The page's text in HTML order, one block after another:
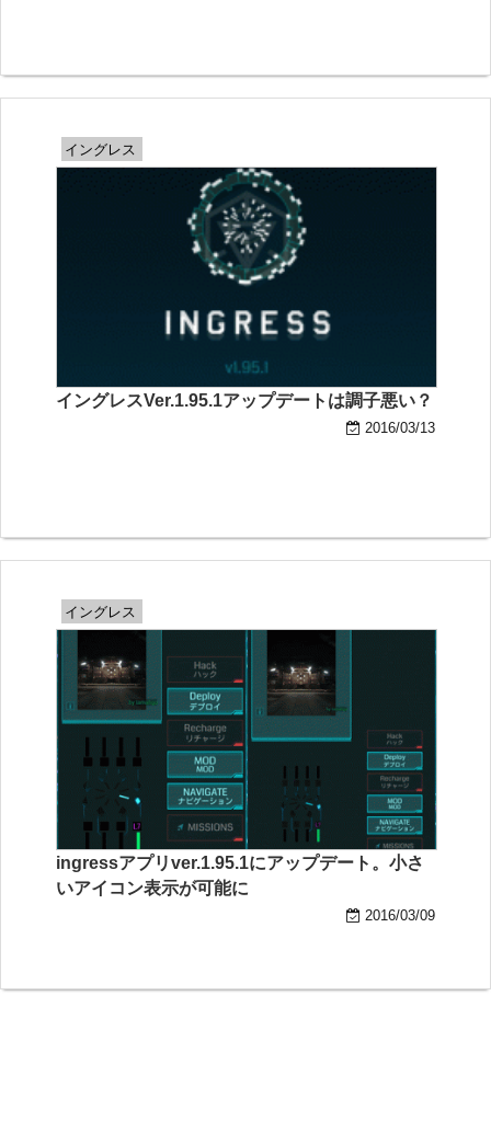
イングレス
イングレスVer.1.95.1アップデートは調子悪い？
2016/03/13
イングレス
ingressアプリver.1.95.1にアップデート。小さ
いアイコン表示が可能に
2016/03/09